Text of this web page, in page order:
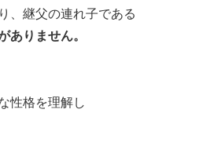
、継父の連れ子である
ありません。
性格を理解し